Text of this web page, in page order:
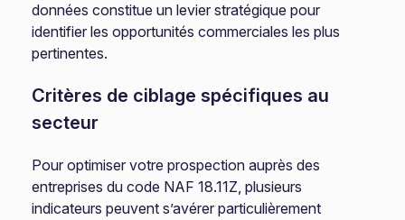
données constitue un levier stratégique pour
identifier les opportunités commerciales les plus
pertinentes.
Critères de ciblage spécifiques au
secteur
Pour optimiser votre prospection auprès des
entreprises du code NAF 18.11Z, plusieurs
indicateurs peuvent s’avérer particulièrement